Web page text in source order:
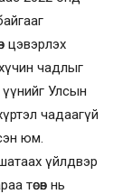
цэвэрлэх
чадлыг
Улсын
чадаагүй
юм.
үйлдвэр
төсөв нь